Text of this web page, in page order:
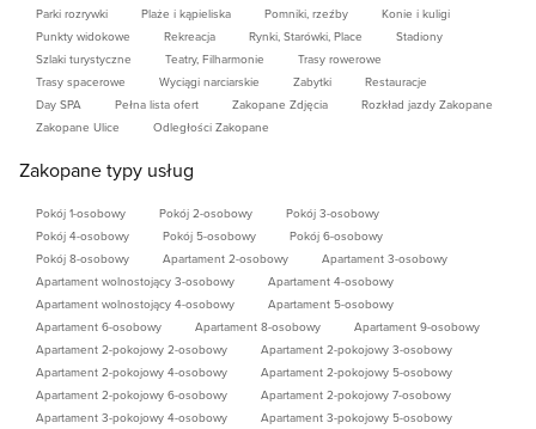
Parki rozrywki
Plaże i kąpieliska Pomniki, rzeźby
Konie i kuligi
Punkty widokowe
Rekreacja Rynki, Starówki, Place
Stadiony
Szlaki turystyczne
Teatry, Filharmonie
Trasy rowerowe
Trasy spacerowe
Wyciągi narciarskie Zabytki
Restauracje
Day SPA
Pełna lista ofert Zakopane Zdjęcia
Rozkład jazdy Zakopane
Zakopane Ulice
Odległości Zakopane
Zakopane typy usług
Pokój 1-osobowy Pokój 2-osobowy
Pokój 3-osobowy
Pokój 4-osobowy
Pokój 5-osobowy
Pokój 6-osobowy
Pokój 8-osobowy
Apartament 2-osobowy
Apartament 3-osobowy
Apartament wolnostojący 3-osobowy
Apartament 4-osobowy
Apartament wolnostojący 4-osobowy
Apartament 5-osobowy
Apartament 6-osobowy
Apartament 8-osobowy
Apartament 9-osobowy
Apartament 2-pokojowy 2-osobowy
Apartament 2-pokojowy 3-osobowy
Apartament 2-pokojowy 4-osobowy
Apartament 2-pokojowy 5-osobowy
Apartament 2-pokojowy 6-osobowy
Apartament 2-pokojowy 7-osobowy
Apartament 3-pokojowy 4-osobowy
Apartament 3-pokojowy 5-osobowy